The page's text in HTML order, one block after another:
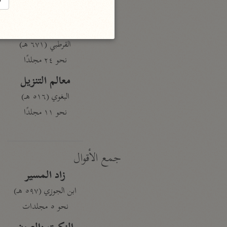
القرطبي (٦٧١ هـ)
نحو ٢٤ مجلدًا
معالم التنزيل
البغوي (٥١٦ هـ)
نحو ١١ مجلدًا
جمع الأقوال
زاد المسير
ابن الجوزي (٥٩٧ هـ)
نحو ٥ مجلدات